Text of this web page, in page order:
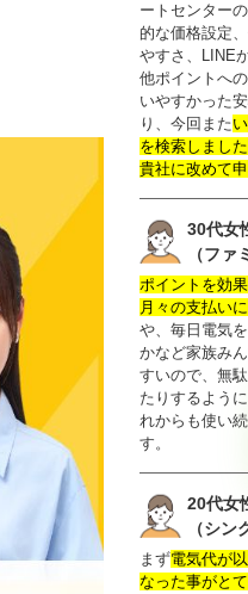
ートセンター
的な価格設定
やすさ、LINE
他ポイントへ
いやすかった
り、今回また
を検索しまし
貴社に改めて
30代女
（ファ
ポイントを効
月々の支払い
や、毎日電気
かなど家族み
すいので、無
たりするよう
れからも使い
す。
20代女
（シン
まず電気代が
なった事がと